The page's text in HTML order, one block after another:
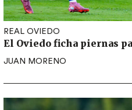
REAL OVIEDO
El Oviedo ficha piernas
JUAN MORENO